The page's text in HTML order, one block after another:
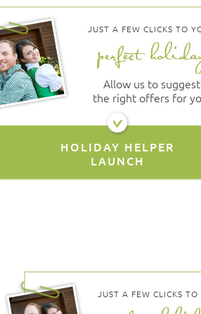
JUST A FEW CLICKS TO
Allow us to suggest
the right offers for
HOLIDAY HELPER
LAUNCH
JUST A FEW CLICKS TO